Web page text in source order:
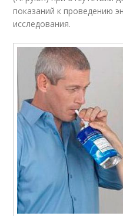
показаний к проведению
исследования.